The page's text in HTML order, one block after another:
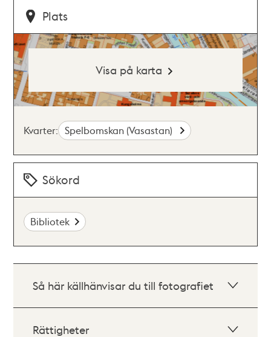
Plats
Visa på karta
Kvarter: Spelbomskan (Vasastan)
Sökord
Bibliotek
Så här källhänvisar du till fotografiet
Rättigheter